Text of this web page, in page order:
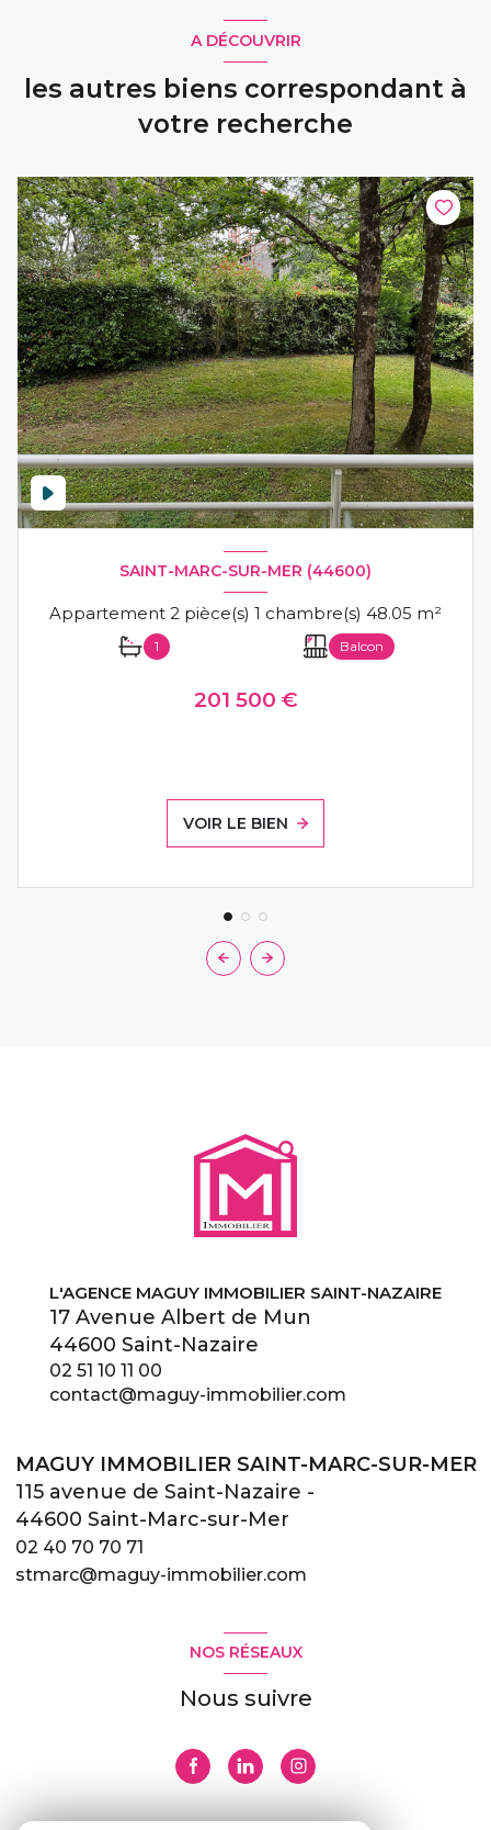
A DÉCOUVRIR
les autres biens correspondant à
votre recherche
SAINT-MARC-SUR-MER (44600)
Appartement 2 pièce(s) 1 chambre(s) 48.05 m²
1 Balcon
201 500 €
VOIR LE BIEN
L'AGENCE MAGUY IMMOBILIER SAINT-NAZAIRE
17 Avenue Albert de Mun
44600 Saint-Nazaire
02 51 10 11 00
contact@maguy-immobilier.com
MAGUY IMMOBILIER SAINT-MARC-SUR-MER
115 avenue de Saint-Nazaire -
44600 Saint-Marc-sur-Mer
02 40 70 70 71
stmarc@maguy-immobilier.com
NOS RÉSEAUX
Nous suivre